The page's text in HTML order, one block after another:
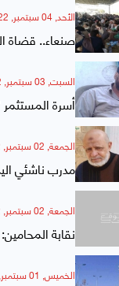
الأحد, 04 سبتمبر, 2022
صنعاء.. قضاة
السبت, 03 سبتمبر, 2022
أسرة
الجمعة, 02 سبتمبر, 2022
مدرب ناشئي
الجمعة, 02 سبتمبر, 2022
نقابة
الخميس, 01 سبتمبر, 2022